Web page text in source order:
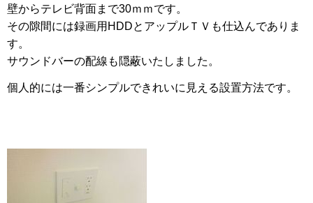
壁からテレビ背面まで30ｍｍです。
その隙間には録画用HDDとアップルＴＶも仕込んでありま
す。
サウンドバーの配線も隠蔽いたしました。
個人的には一番シンプルできれいに見える設置方法です。